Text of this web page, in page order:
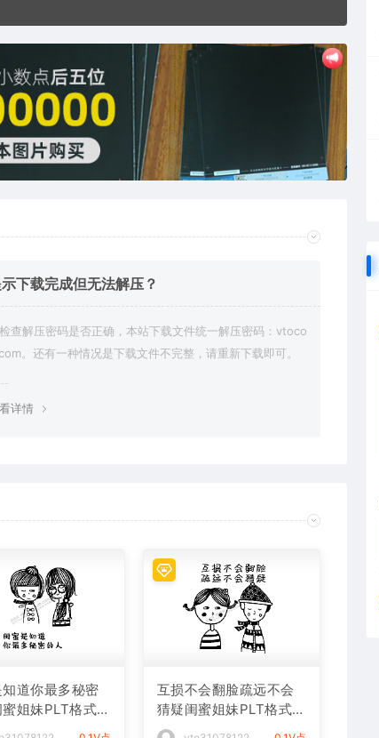
下载完成但无法解压？
查解压密码是否正确，本站下载文件统一解压密码：vtoco
。还有一种情况是下载文件不完整，请重新下载即可。
详情
道你最多秘密
姐妹PLT格式激
件通用矢量图
互损不会翻脸疏远不会
猜疑闺蜜姐妹PLT格式激
光打标文件通用矢量图